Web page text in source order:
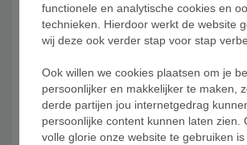
functionele en analytische cookies en
technieken. Hierdoor werkt de website
wij deze ook verder stap voor stap
Ook willen we cookies plaatsen om je
persoonlijker en makkelijker te maken,
derde partijen jou internetgedrag
persoonlijke content kunnen laten zien.
volle glorie onze website te gebruiken